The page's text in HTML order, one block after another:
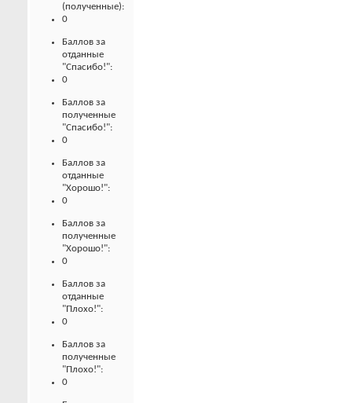
(полученные):
0
Баллов за
отданные
"Спасибо!":
0
Баллов за
полученные
"Спасибо!":
0
Баллов за
отданные
"Хорошо!":
0
Баллов за
полученные
"Хорошо!":
0
Баллов за
отданные
"Плохо!":
0
Баллов за
полученные
"Плохо!":
0